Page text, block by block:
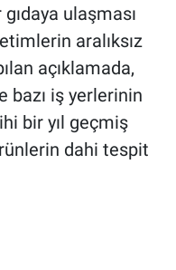
ulaşması
aralıksız
açıklamada,
bazı iş yerlerinin
bir yıl geçmiş
dahi tespit